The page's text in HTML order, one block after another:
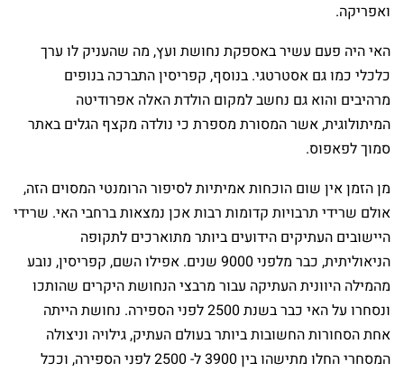
ואפריקה.
האי היה פעם עשיר באספקת נחושת ועץ, מה שהעניק לו ערך
כלכלי כמו גם אסטרטגי. בנוסף, קפריסין התברכה בנופים
מרהיבים והוא גם נחשב למקום הולדת האלה אפרודיטה
המיתולוגית, אשר המסורת מספרת כי נולדה מקצף הגלים באתר
סמוך לפאפוס.
מן הזמן אין שום הוכחות אמיתיות לסיפור הרומנטי המסוים הזה,
אולם שרידי תרבויות קדומות רבות אכן נמצאות ברחבי האי. שרידי
היישובים העתיקים הידועים ביותר מתוארכים לתקופה
הניאוליתית, כבר מלפני 9000 שנים. אפילו השם, קפריסין, נובע
מהמילה היוונית העתיקה עבור מרבצי הנחושת היקרים שהותכו
ונסחרו על האי כבר בשנת 2500 לפני הספירה. נחושת הייתה
אחת הסחורות החשובות ביותר בעולם העתיק, גילויה וניצולה
המסחרי החלו מתישהו בין 3900 ל- 2500 לפני הספירה, וככל